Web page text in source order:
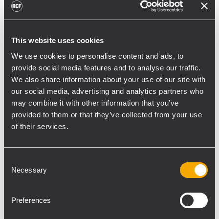
This website uses cookies
We use cookies to personalise content and ads, to
provide social media features and to analyse our traffic.
We also share information about your use of our site with
our social media, advertising and analytics partners who
may combine it with other information that you’ve
provided to them or that they’ve collected from your use
of their services.
Selection
Necessary
Preferences
RCF-Systeme: „Bei der Modernisierung
unserer Audio-Anlage war uns besonders
wichtig, dass wir mit den
Audiokomponenten flexibel die
unterschiedlichen Veranstaltungs- und
Bühnensituationen abbilden können. Die
Mischung aus festinstallierten und mobilen
Aufbauaufwand enorm.“ An den Wänden
wurden 4x RCF VSA 2050 und 8x RCF VSA
1250 Module installiert (jeweils in weiß);
nach Version mit 20 bzw. 12 3,5“ Speakern